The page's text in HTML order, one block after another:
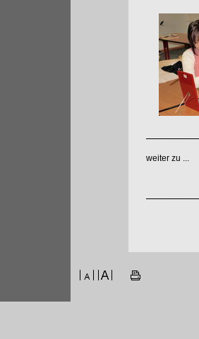
weiter zu ...